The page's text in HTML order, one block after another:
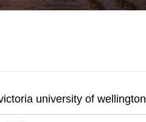
university of wellington